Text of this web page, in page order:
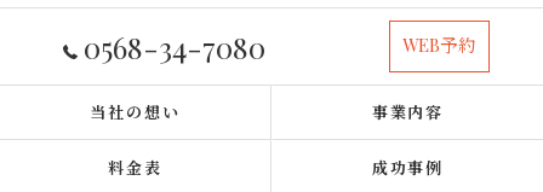
0568-34-7080 WEB予約
当社の想い 事業内容
料金表 成功事例